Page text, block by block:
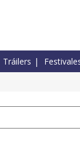
Tráilers